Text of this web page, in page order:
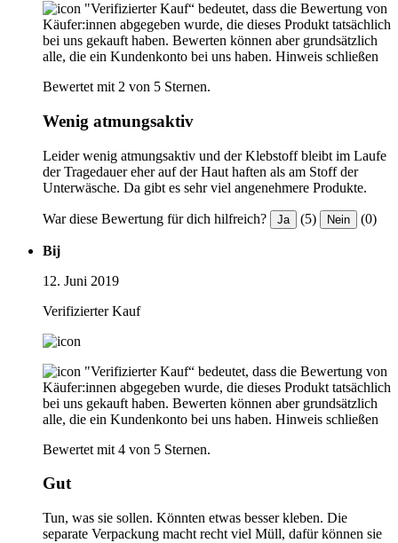
"Verifizierter Kauf“ bedeutet, dass die Bewertung von
Käufer:innen abgegeben wurde, die dieses Produkt tatsächlich
bei uns gekauft haben. Bewerten können aber grundsätzlich
alle, die ein Kundenkonto bei uns haben. Hinweis schließen
Bewertet mit 2 von 5 Sternen.
Wenig atmungsaktiv
Leider wenig atmungsaktiv und der Klebstoff bleibt im Laufe
der Tragedauer eher auf der Haut haften als am Stoff der
Unterwäsche. Da gibt es sehr viel angenehmere Produkte.
War diese Bewertung für dich hilfreich? Ja (5) Nein (0)
Bij
12. Juni 2019
Verifizierter Kauf
"Verifizierter Kauf“ bedeutet, dass die Bewertung von
Käufer:innen abgegeben wurde, die dieses Produkt tatsächlich
bei uns gekauft haben. Bewerten können aber grundsätzlich
alle, die ein Kundenkonto bei uns haben. Hinweis schließen
Bewertet mit 4 von 5 Sternen.
Gut
Tun, was sie sollen. Könnten etwas besser kleben. Die
separate Verpackung macht recht viel Müll, dafür können sie